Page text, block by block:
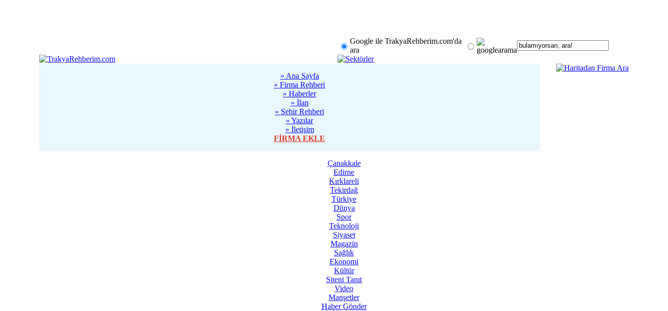
Google ile TrakyaRehberim.com'da
ara
» Ana Sayfa
» Firma Rehberi
» Haberler
» İlan
» Şehir Rehberi
» Yazılar
» İletişim
FİRMA EKLE
Çanakkale
Edirne
Kırklareli
Tekirdağ
Türkiye
Dünya
Spor
Teknoloji
Siyaset
Magazin
Sağlık
Ekonomi
Kültür
Siteni Tanıt
Video
Manşetler
Haber Gönder